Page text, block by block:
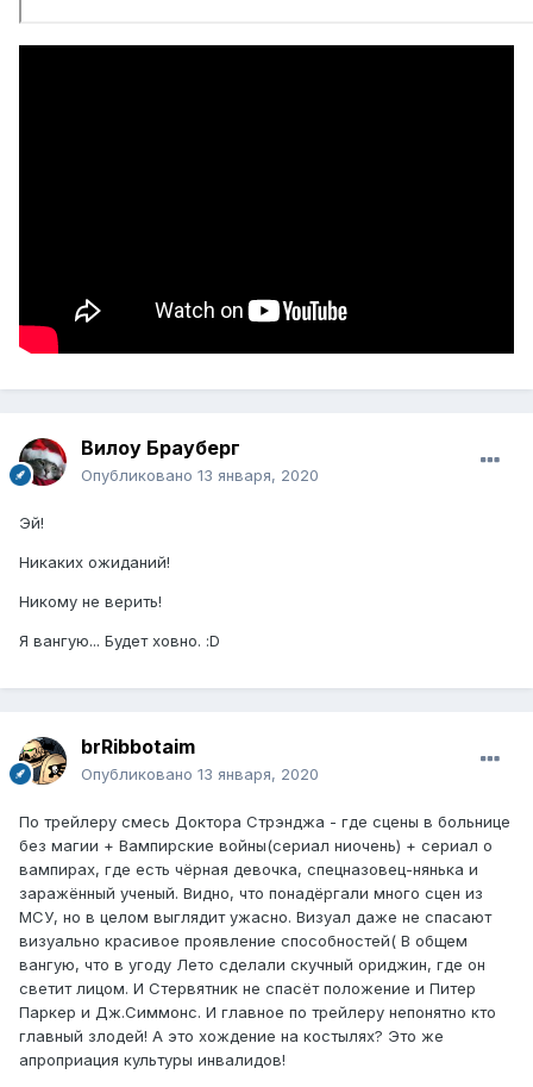
Вилоу Брауберг
Опубликовано 13 января, 2020
Эй!
Никаких ожиданий!
Никому не верить!
Я вангую... Будет ховно. :D
brRibbotaim
Опубликовано 13 января, 2020
По трейлеру смесь Доктора Стрэнджа - где сцены в больнице
без магии + Вампирские войны(сериал ниочень) + сериал о
вампирах, где есть чёрная девочка, спецназовец-нянька и
заражённый ученый. Видно, что понадёргали много сцен из
МСУ, но в целом выглядит ужасно. Визуал даже не спасают
визуально красивое проявление способностей( В общем
вангую, что в угоду Лето сделали скучный ориджин, где он
светит лицом. И Стервятник не спасёт положение и Питер
Паркер и Дж.Симмонс. И главное по трейлеру непонятно кто
главный злодей! А это хождение на костылях? Это же
апроприация культуры инвалидов!